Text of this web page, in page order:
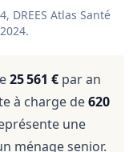
DREES Atlas Santé
25 561 € par an
à charge de620
une
ménage senior.